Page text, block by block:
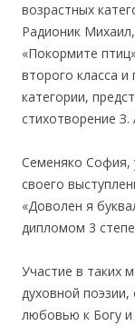
возрастных
Радионик
«Покормите
второго класса
категории,
стихотворение
Семеняко София,
своего
«Доволен я
дипломом 3
Участие в таких
духовной
любовью к Богу и